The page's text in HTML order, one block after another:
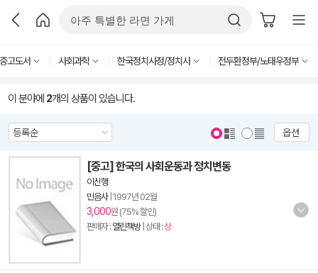
중고도서 사회과학 한국정치사정/정치사 전두환정부/노태우정부
이 분야에 2개의 상품이 있습니다.
옵션
[중고] 한국의 사회운동과 정치변동
이신행
민음사| 1997년 02월
3,000원 (75% 할인)
판매자 :열린책방| 상태 :상